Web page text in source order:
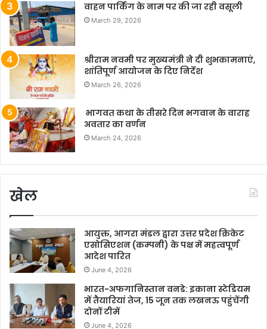
वाहन पार्किंग के नाम पर की जा रही वसूली
March 29, 2026
श्रीराम नवमी पर मुख्यमंत्री ने दी शुभकामनाएं,
शांतिपूर्ण आयोजन के दिए निर्देश
March 26, 2026
भागवत कथा के तीसरे दिन भगवान के वाराह
अवतार का वर्णन
March 24, 2026
खेल
आयुक्त, आगरा मंडल द्वारा उत्तर प्रदेश क्रिकेट
एसोसिएशन (कम्पनी) के पक्ष में महत्वपूर्ण
आदेश पारित
June 4, 2026
भारत-अफगानिस्तान वनडे: इकाना स्टेडियम
में तैयारियां तेज, 15 जून तक लखनऊ पहुंचेंगी
दोनों टीमें
June 4, 2026